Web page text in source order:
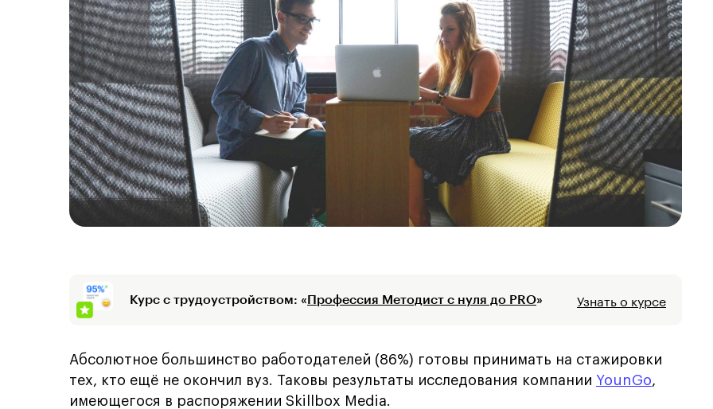
Курс с трудоустройством: « Профессия Методист с нуля до PRO» Узнать о курсе
Абсолютное большинство работодателей (86%) готовы принимать на стажировки
тех, кто ещё не окончил вуз. Таковы результаты исследования компании YounGo,
имеющегося в распоряжении Skillbox Media.